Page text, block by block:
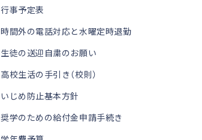
行事予定表
時間外の電話対応と水曜定時退勤
生徒の送迎自粛のお願い
高校生活の手引き（校則）
いじめ防止基本方針
奨学のための給付金申請手続き